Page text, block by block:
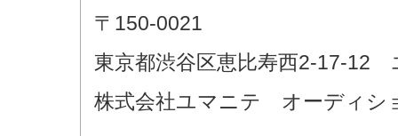
〒150-0021
東京都渋谷区恵比寿西2-17-12
株式会社ユマニテ オーディシ